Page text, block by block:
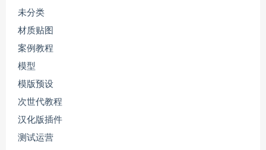
未分类
材质贴图
案例教程
模型
模版预设
次世代教程
汉化版插件
测试运营